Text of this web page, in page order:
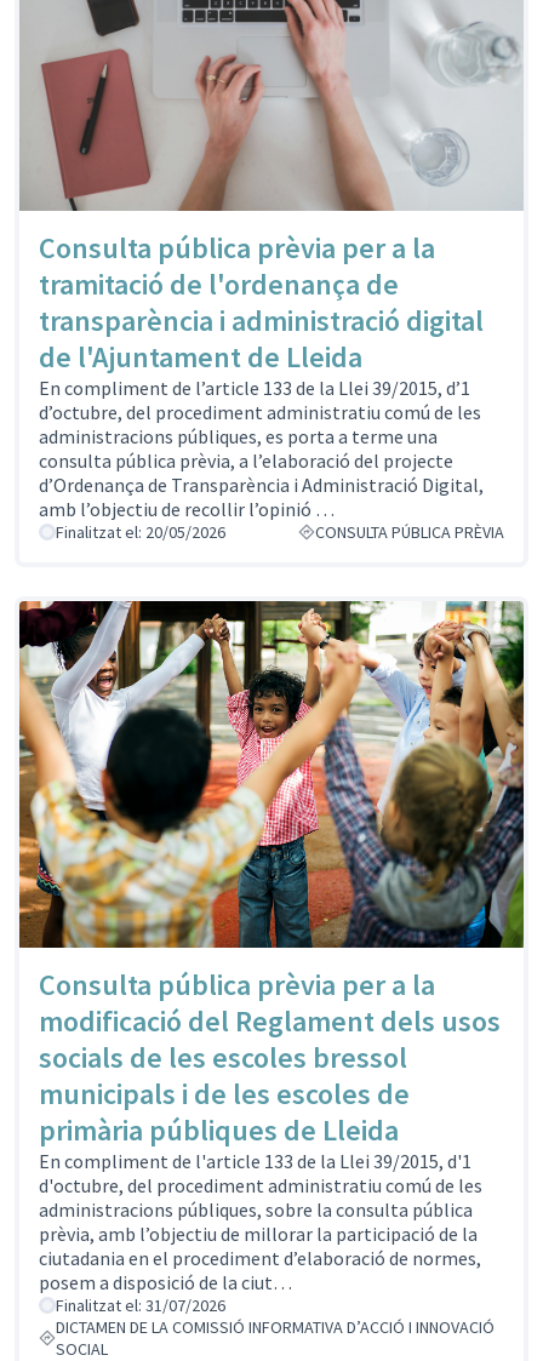
Consulta pública prèvia per a la
tramitació de l'ordenança de
transparència i administració digital
de l'Ajuntament de Lleida
En compliment de l’article 133 de la Llei 39/2015, d’1
d’octubre, del procediment administratiu comú de les
administracions públiques, es porta a terme una
consulta pública prèvia, a l’elaboració del projecte
d’Ordenança de Transparència i Administració Digital,
amb l’objectiu de recollir l’opinió …
Finalitzat el: 20/05/2026 CONSULTA PÚBLICA PRÈVIA
Consulta pública prèvia per a la
modificació del Reglament dels usos
socials de les escoles bressol
municipals i de les escoles de
primària públiques de Lleida
En compliment de l'article 133 de la Llei 39/2015, d'1
d'octubre, del procediment administratiu comú de les
administracions públiques, sobre la consulta pública
prèvia, amb l’objectiu de millorar la participació de la
ciutadania en el procediment d’elaboració de normes,
posem a disposició de la ciut…
Finalitzat el: 31/07/2026
DICTAMEN DE LA COMISSIÓ INFORMATIVA D’ACCIÓ I INNOVACIÓ
SOCIAL